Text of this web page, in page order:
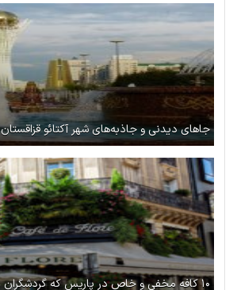
جاهای دیدنی و جاذبه‌های شهر آکتائو قزاقستان
۱۰ کافه مخفی و خاص در پاریس که گردشگران معمولاً نمی‌شناسند